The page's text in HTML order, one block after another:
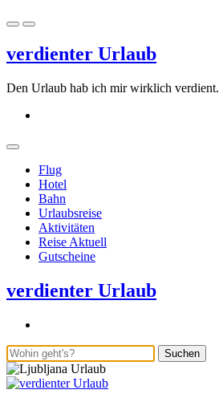
verdienter Urlaub
Den Urlaub hab ich mir wirklich verdient.
Flug
Hotel
Bahn
Urlaubsreise
Aktivitäten
Reise Aktuell
Gutscheine
verdienter Urlaub
Suchen